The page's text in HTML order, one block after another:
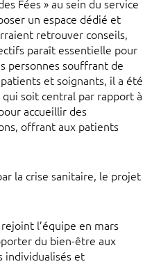
Fées » au sein du service
un espace dédié et
retrouver conseils,
paraît essentielle pour
personnes souffrant de
et soignants, il a été
soit central par rapport à
accueillir des
offrant aux patients
la crise sanitaire, le projet
l’équipe en mars
du bien-être aux
individualisés et